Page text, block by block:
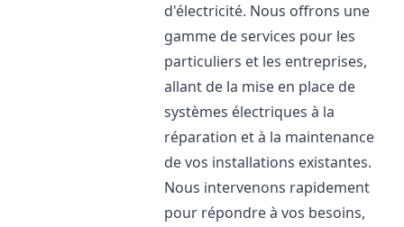
d'électricité. Nous offrons une
gamme de services pour les
particuliers et les entreprises,
allant de la mise en place de
systèmes électriques à la
réparation et à la maintenance
de vos installations existantes.
Nous intervenons rapidement
pour répondre à vos besoins,